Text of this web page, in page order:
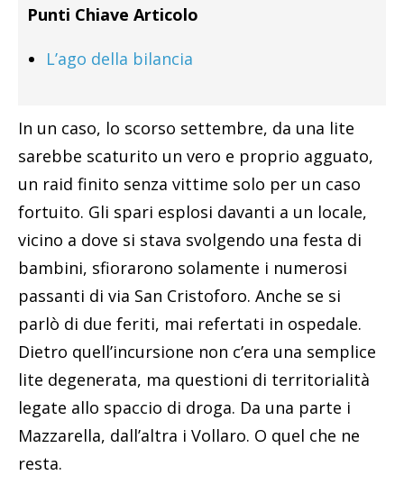
Punti Chiave Articolo
L’ago della bilancia
In un caso, lo scorso settembre, da una lite
sarebbe scaturito un vero e proprio agguato,
un raid finito senza vittime solo per un caso
fortuito. Gli spari esplosi davanti a un locale,
vicino a dove si stava svolgendo una festa di
bambini, sfiorarono solamente i numerosi
passanti di via San Cristoforo. Anche se si
parlò di due feriti, mai refertati in ospedale.
Dietro quell’incursione non c’era una semplice
lite degenerata, ma questioni di territorialità
legate allo spaccio di droga. Da una parte i
Mazzarella, dall’altra i Vollaro. O quel che ne
resta.